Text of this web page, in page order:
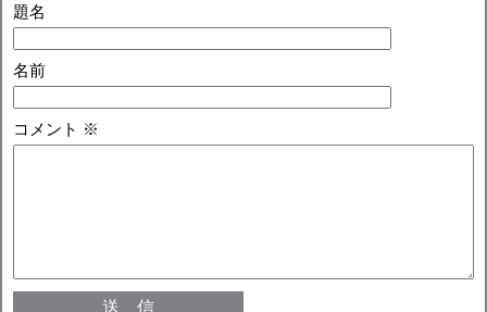
題名
名前
コメント ※